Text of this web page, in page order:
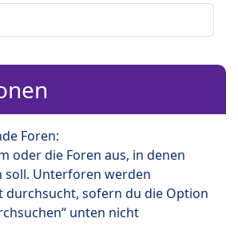
Foren:
oder die Foren aus, in denen
soll. Unterforen werden
durchsucht, sofern du die Option
unten nicht